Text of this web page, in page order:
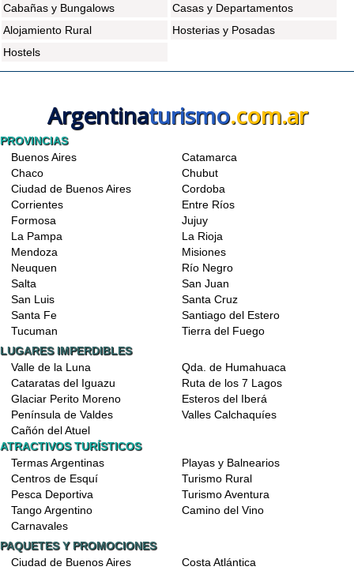
Cabañas y Bungalows
Casas y Departamentos
Alojamiento Rural
Hosterias y Posadas
Hostels
Argentinaturismo.com.ar
PROVINCIAS
Buenos Aires
Catamarca
Chaco
Chubut
Ciudad de Buenos Aires
Cordoba
Corrientes
Entre Ríos
Formosa
Jujuy
La Pampa
La Rioja
Mendoza
Misiones
Neuquen
Río Negro
Salta
San Juan
San Luis
Santa Cruz
Santa Fe
Santiago del Estero
Tucuman
Tierra del Fuego
LUGARES IMPERDIBLES
Valle de la Luna
Qda. de Humahuaca
Cataratas del Iguazu
Ruta de los 7 Lagos
Glaciar Perito Moreno
Esteros del Iberá
Península de Valdes
Valles Calchaquíes
Cañón del Atuel
ATRACTIVOS TURÍSTICOS
Termas Argentinas
Playas y Balnearios
Centros de Esquí
Turismo Rural
Pesca Deportiva
Turismo Aventura
Tango Argentino
Camino del Vino
Carnavales
PAQUETES Y PROMOCIONES
Ciudad de Buenos Aires
Costa Atlántica